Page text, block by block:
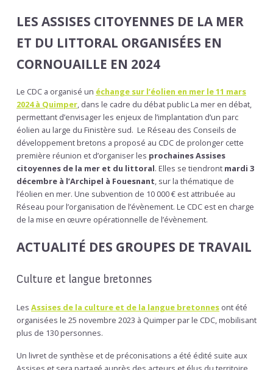
LES ASSISES CITOYENNES DE LA MER
ET DU LITTORAL ORGANISÉES EN
CORNOUAILLE EN 2024
Le CDC a organisé un échange sur l’éolien en mer le 11 mars
2024 à Quimper, dans le cadre du débat public La mer en débat,
permettant d’envisager les enjeux de l’implantation d’un parc
éolien au large du Finistère sud. Le Réseau des Conseils de
développement bretons a proposé au CDC de prolonger cette
première réunion et d’organiser les prochaines Assises
citoyennes de la mer et du littoral. Elles se tiendront mardi 3
décembre à l’Archipel à Fouesnant, sur la thématique de
l’éolien en mer. Une subvention de 10 000 € est attribuée au
Réseau pour l’organisation de l’évènement. Le CDC est en charge
de la mise en œuvre opérationnelle de l’évènement.
ACTUALITÉ DES GROUPES DE TRAVAIL
Culture et langue bretonnes
Les Assises de la culture et de la langue bretonnes ont été
organisées le 25 novembre 2023 à Quimper par le CDC, mobilisant
plus de 130 personnes.
Un livret de synthèse et de préconisations a été édité suite aux